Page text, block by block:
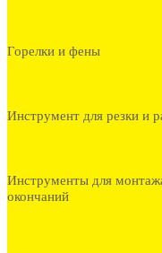
Горелки и фены
Инструмент для резки и
Инструменты для
окончаний